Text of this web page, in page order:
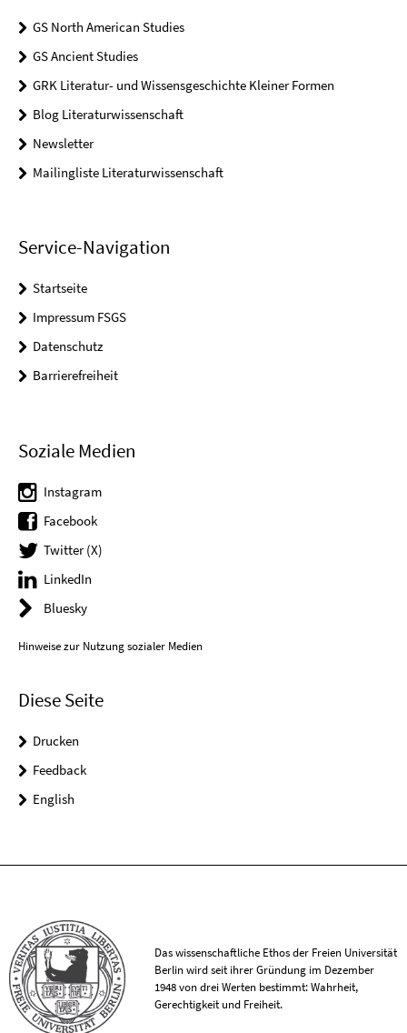
GS North American Studies
GS Ancient Studies
GRK Literatur- und Wissensgeschichte Kleiner Formen
Blog Literaturwissenschaft
Newsletter
Mailingliste Literaturwissenschaft
Service-Navigation
Startseite
Impressum FSGS
Datenschutz
Barrierefreiheit
Soziale Medien
Instagram
Facebook
Twitter (X)
LinkedIn
Bluesky
Hinweise zur Nutzung sozialer Medien
Diese Seite
Drucken
Feedback
English
Das wissenschaftliche Ethos der Freien Universität
Berlin wird seit ihrer Gründung im Dezember
1948 von drei Werten bestimmt: Wahrheit,
Gerechtigkeit und Freiheit.